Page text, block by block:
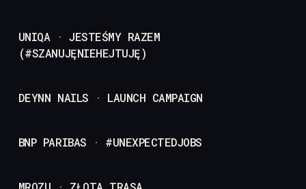
UNIQA · JESTEŚMY RAZEM
(#SZANUJĘNIEHEJTUJĘ)
DEYNN NAILS · LAUNCH CAMPAIGN
BNP PARIBAS · #UNEXPECTEDJOBS